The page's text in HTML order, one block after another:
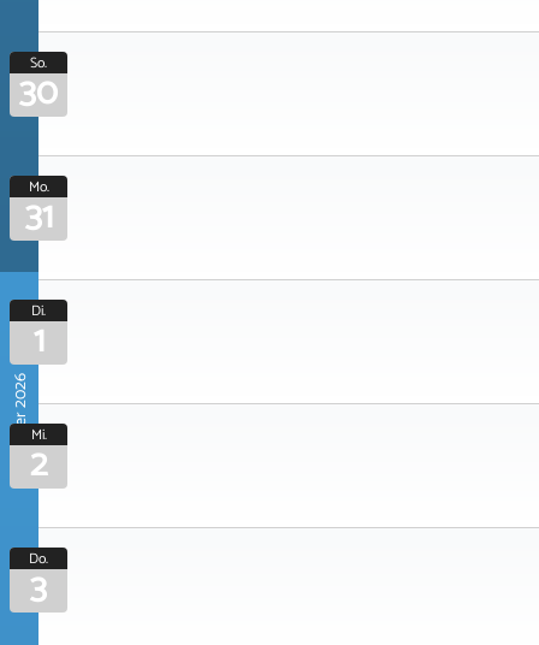
So.
30
Mo.
31
September 2026
Di.
1
Mi.
2
Do.
3